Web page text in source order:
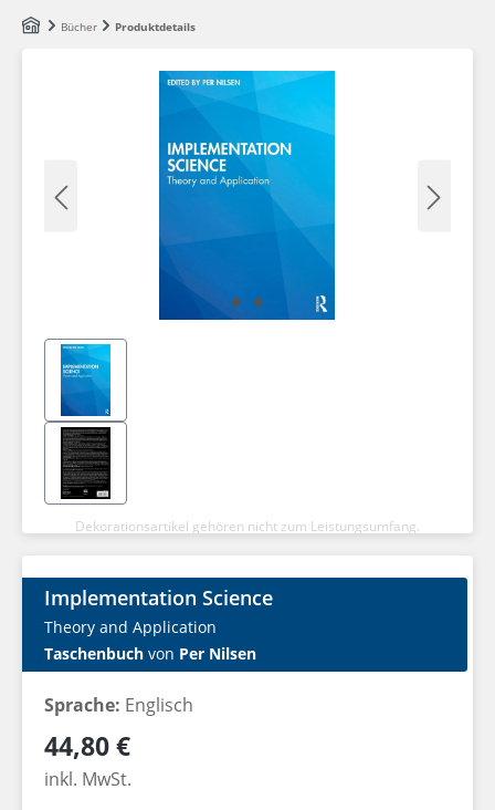
Zum Hauptinhalt springen
Bücher Produktdetails
Dekorationsartikel gehören nicht zum Leistungsumfang.
Implementation Science
Theory and Application
Taschenbuch von Per Nilsen
Sprache: Englisch
Regulärer Preis:
44,80 €
inkl. MwSt.